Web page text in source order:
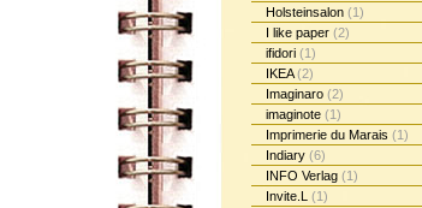
Holsteinsalon (1)
I like paper (2)
ifidori (1)
IKEA(2)
Imaginaro (2)
imaginote (1)
Imprimerie du Marais (1)
Indiary (6)
INFO Verlag (1)
Invite.L (1)